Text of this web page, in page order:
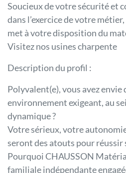
Soucieux de votre sécurité et
dans l’exercice de votre
met à votre disposition du
Visitez nos usines charpente
Description du profil :
Polyvalent(e), vous avez
environnement exigeant, au
dynamique ?
Votre sérieux, votre
seront des atouts pour réussir
Pourquoi CHAUSSON
familiale indépendante